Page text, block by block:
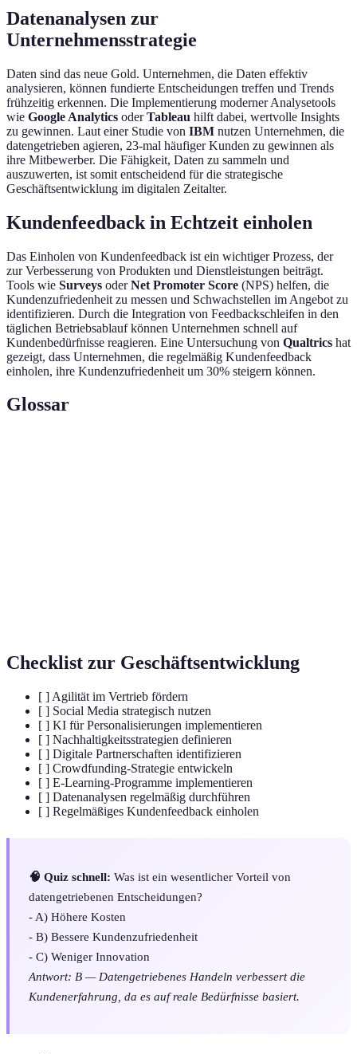
Datenanalysen zur
Unternehmensstrategie
Daten sind das neue Gold. Unternehmen, die Daten effektiv
analysieren, können fundierte Entscheidungen treffen und Trends
frühzeitig erkennen. Die Implementierung moderner Analysetools
wie Google Analytics oderTableau hilft dabei, wertvolle Insights
zu gewinnen. Laut einer Studie von IBM nutzen Unternehmen, die
datengetrieben agieren, 23-mal häufiger Kunden zu gewinnen als
ihre Mitbewerber. Die Fähigkeit, Daten zu sammeln und
auszuwerten, ist somit entscheidend für die strategische
Geschäftsentwicklung im digitalen Zeitalter.
Kundenfeedback in Echtzeit einholen
Das Einholen von Kundenfeedback ist ein wichtiger Prozess, der
zur Verbesserung von Produkten und Dienstleistungen beiträgt.
Tools wie Surveys oderNet Promoter Score (NPS) helfen, die
Kundenzufriedenheit zu messen und Schwachstellen im Angebot zu
identifizieren. Durch die Integration von Feedbackschleifen in den
täglichen Betriebsablauf können Unternehmen schnell auf
Kundenbedürfnisse reagieren. Eine Untersuchung von Qualtrics hat
gezeigt, dass Unternehmen, die regelmäßig Kundenfeedback
einholen, ihre Kundenzufriedenheit um 30% steigern können.
Glossar
Checklist zur Geschäftsentwicklung
[ ] Agilität im Vertrieb fördern
[ ] Social Media strategisch nutzen
[ ] KI für Personalisierungen implementieren
[ ] Nachhaltigkeitsstrategien definieren
[ ] Digitale Partnerschaften identifizieren
[ ] Crowdfunding-Strategie entwickeln
[ ] E-Learning-Programme implementieren
[ ] Datenanalysen regelmäßig durchführen
[ ] Regelmäßiges Kundenfeedback einholen
🧠 Quiz schnell: Was ist ein wesentlicher Vorteil von
datengetriebenen Entscheidungen?
- A) Höhere Kosten
- B) Bessere Kundenzufriedenheit
- C) Weniger Innovation
Antwort: B — Datengetriebenes Handeln verbessert die
Kundenerfahrung, da es auf reale Bedürfnisse basiert.